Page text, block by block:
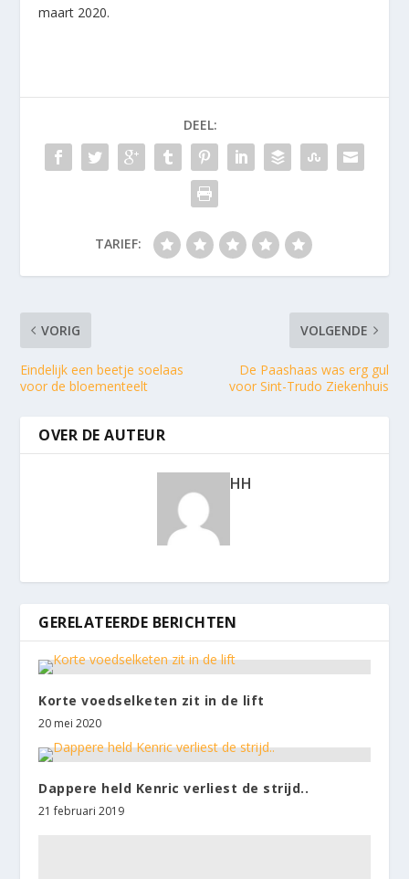
maart 2020.
DEEL:
TARIEF:
VORIG
Eindelijk een beetje soelaas
voor de bloementeelt
VOLGENDE
De Paashaas was erg gul
voor Sint-Trudo Ziekenhuis
OVER DE AUTEUR
HH
GERELATEERDE BERICHTEN
Korte voedselketen zit in de lift
20 mei 2020
Dappere held Kenric verliest de strijd..
21 februari 2019